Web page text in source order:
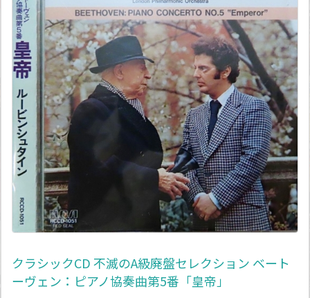
クラシックCD 不滅のA級廃盤セレクション ベート
ーヴェン：ピアノ協奏曲第5番「皇帝」